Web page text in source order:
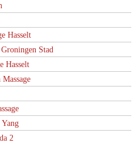
Hasselt
Stad
Hasselt
Yang
2